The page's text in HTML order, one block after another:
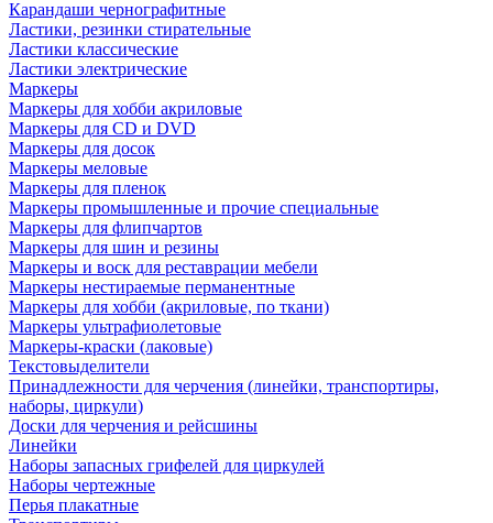
Карандаши чернографитные
Ластики, резинки стирательные
Ластики классические
Ластики электрические
Маркеры
Маркеры для хобби акриловые
Маркеры для CD и DVD
Маркеры для досок
Маркеры меловые
Маркеры для пленок
Маркеры промышленные и прочие специальные
Маркеры для флипчартов
Маркеры для шин и резины
Маркеры и воск для реставрации мебели
Маркеры нестираемые перманентные
Маркеры для хобби (акриловые, по ткани)
Маркеры ультрафиолетовые
Маркеры-краски (лаковые)
Текстовыделители
Принадлежности для черчения (линейки, транспортиры,
наборы, циркули)
Доски для черчения и рейсшины
Линейки
Наборы запасных грифелей для циркулей
Наборы чертежные
Перья плакатные